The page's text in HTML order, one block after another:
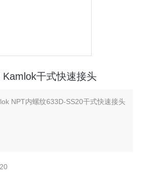
干式快速接头
NPT内螺纹633D-SS20干式快速接头